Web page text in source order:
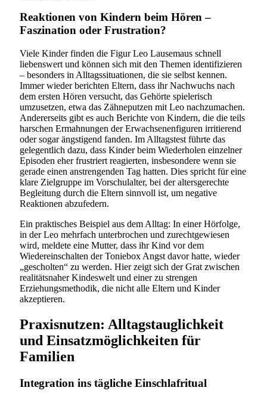
Reaktionen von Kindern beim Hören –
Faszination oder Frustration?
Viele Kinder finden die Figur Leo Lausemaus schnell
liebenswert und können sich mit den Themen identifizieren
– besonders in Alltagssituationen, die sie selbst kennen.
Immer wieder berichten Eltern, dass ihr Nachwuchs nach
dem ersten Hören versucht, das Gehörte spielerisch
umzusetzen, etwa das Zähneputzen mit Leo nachzumachen.
Andererseits gibt es auch Berichte von Kindern, die die teils
harschen Ermahnungen der Erwachsenenfiguren irritierend
oder sogar ängstigend fanden. Im Alltagstest führte das
gelegentlich dazu, dass Kinder beim Wiederholen einzelner
Episoden eher frustriert reagierten, insbesondere wenn sie
gerade einen anstrengenden Tag hatten. Dies spricht für eine
klare Zielgruppe im Vorschulalter, bei der altersgerechte
Begleitung durch die Eltern sinnvoll ist, um negative
Reaktionen abzufedern.
Ein praktisches Beispiel aus dem Alltag: In einer Hörfolge,
in der Leo mehrfach unterbrochen und zurechtgewiesen
wird, meldete eine Mutter, dass ihr Kind vor dem
Wiedereinschalten der Toniebox Angst davor hatte, wieder
„gescholten“ zu werden. Hier zeigt sich der Grat zwischen
realitätsnaher Kindeswelt und einer zu strengen
Erziehungsmethodik, die nicht alle Eltern und Kinder
akzeptieren.
Praxisnutzen: Alltagstauglichkeit
und Einsatzmöglichkeiten für
Familien
Integration ins tägliche Einschlafritual